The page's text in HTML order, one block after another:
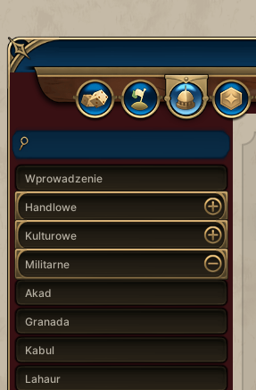
Wprowadzenie
Handlowe
Kulturowe
Militarne
Akad
Granada
Kabul
Lahaur